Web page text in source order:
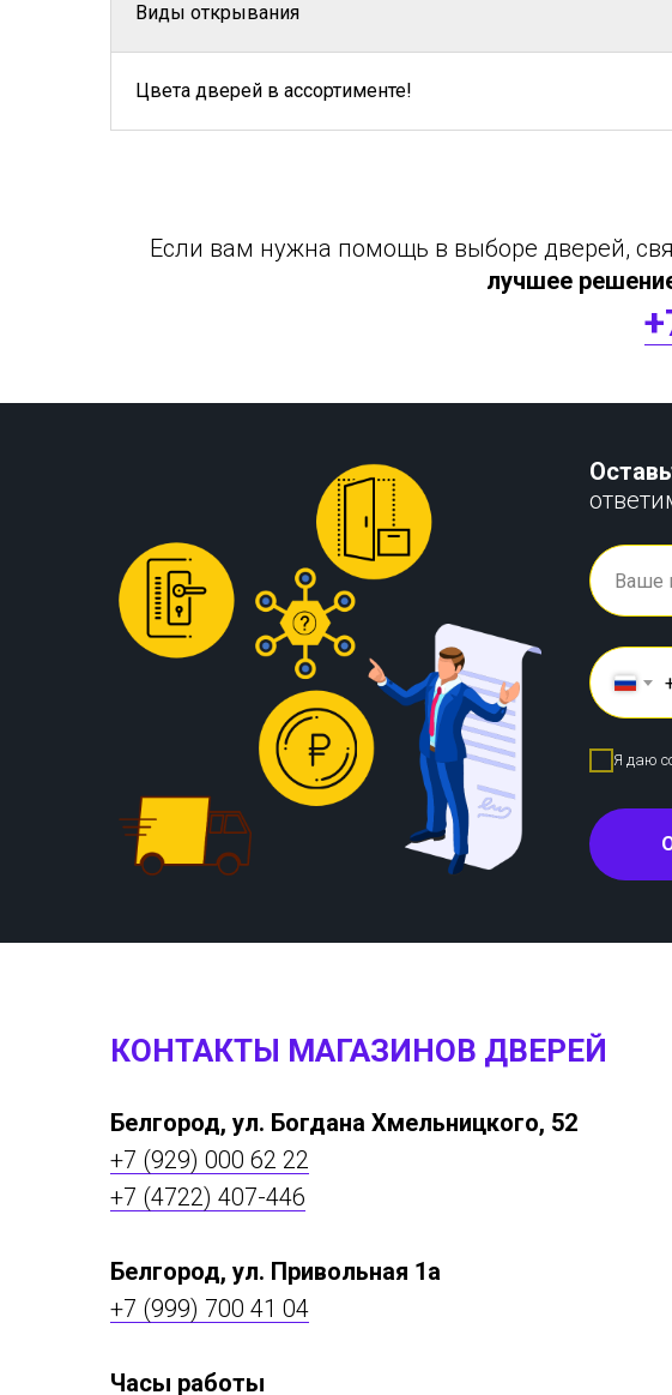
Виды открывания
Цвета дверей в ассортименте!
Если вам нужна помощь в выборе дверей,
лучшее
Я даю
КОНТАКТЫ МАГАЗИНОВ ДВЕРЕЙ
Белгород, ул. Богдана Хмельницкого, 52
+7 (929) 000 62 22
+7 (4722) 407-446
Белгород, ул. Привольная 1а
+7 (999) 700 41 04
Часы работы